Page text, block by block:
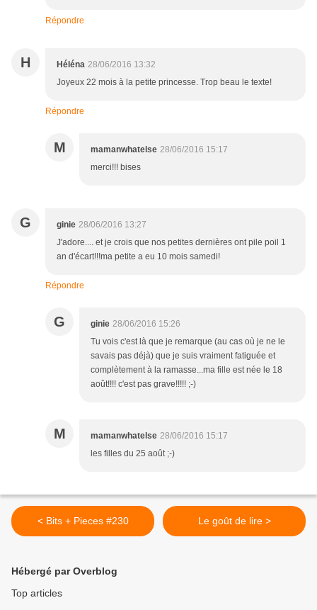
Répondre
H Héléna 28/06/2016 13:32
Joyeux 22 mois à la petite princesse. Trop beau le texte!
Répondre
M mamanwhatelse 28/06/2016 15:17
merci!!! bises
G ginie 28/06/2016 13:27
J'adore.... et je crois que nos petites dernières ont pile poil 1
an d'écart!!!ma petite a eu 10 mois samedi!
Répondre
G ginie 28/06/2016 15:26
Tu vois c'est là que je remarque (au cas où je ne le
savais pas déjà) que je suis vraiment fatiguée et
complètement à la ramasse...ma fille est née le 18
août!!!! c'est pas grave!!!!! ;-)
M mamanwhatelse 28/06/2016 15:17
les filles du 25 août ;-)
< Bits + Pieces #230 Le goût de lire >
Hébergé par Overblog
Top articles